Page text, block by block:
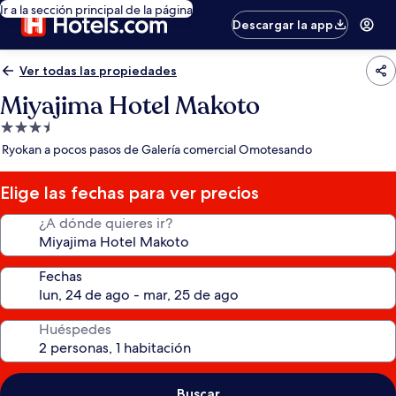
Ir a la sección principal de la página
Descargar la app
Ver todas las propiedades
Miyajima Hotel Makoto
Propiedad
de
estrellas
Ryokan a pocos pasos de Galería comercial Omotesando
Elige las fechas para ver precios
¿A dónde quieres ir?
Fechas
Huéspedes